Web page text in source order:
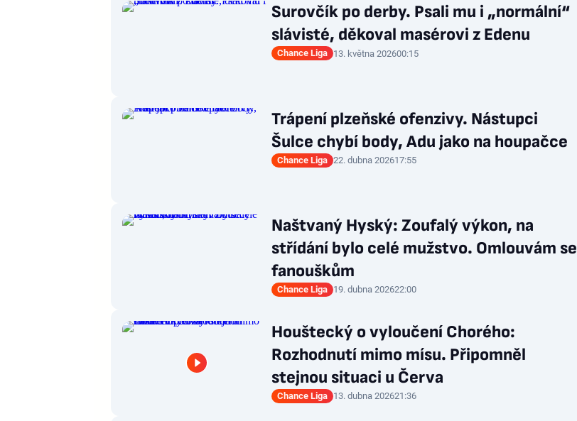
Surovčík po derby. Psali mu i „normální“
slávisté, děkoval masérovi z Edenu
Chance Liga 13. května 202600:15
Trápení plzeňské ofenzivy. Nástupci
Šulce chybí body, Adu jako na houpačce
Chance Liga 22. dubna 202617:55
Naštvaný Hyský: Zoufalý výkon, na
střídání bylo celé mužstvo. Omlouvám se
fanouškům
Chance Liga 19. dubna 202622:00
Houštecký o vyloučení Chorého:
Rozhodnutí mimo mísu. Připomněl
stejnou situaci u Červa
Chance Liga 13. dubna 202621:36